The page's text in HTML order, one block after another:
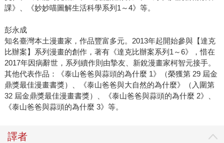
課》、《妙妙喵圖解生活科學系列1～4》等。
彭永成
知名臺灣本土漫畫家，作品豐富多元。2013年起開始參與【達克
比辦案】系列漫畫的創作，著有《達克比辦案系列1～6》，惜在
2017年因病辭世，系列續作則由摯友、新銳漫畫家柯智元接手。
其他代表作品：《泰山爸爸與蒜頭的為什麼 1》（榮獲第 29 屆金
鼎獎最佳漫畫書獎）、《泰山爸爸與大自然的為什麼》（入圍第
32 屆金鼎獎最佳漫畫書獎）、《泰山爸爸與蒜頭的為什麼 2》、
《泰山爸爸與蒜頭的為什麼 3》等。
譯者